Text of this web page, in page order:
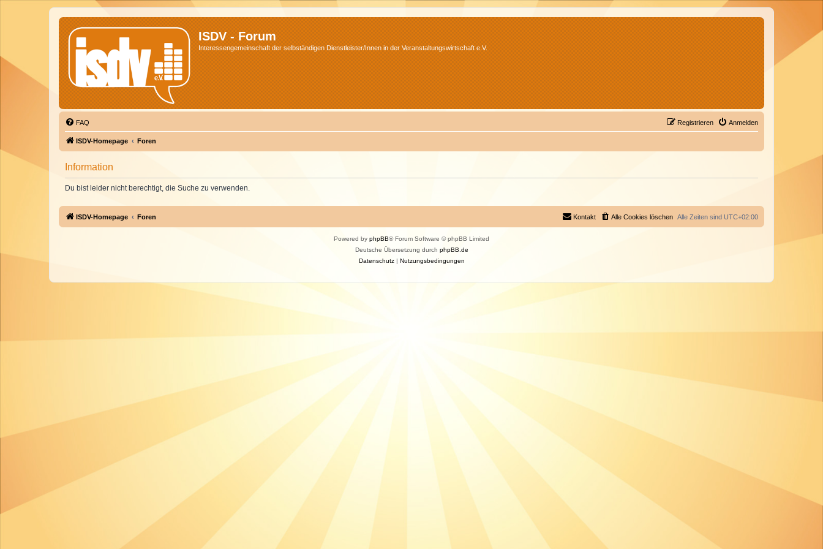
ISDV - Forum
Interessengemeinschaft der selbständigen Dienstleister/Innen in der Veranstaltungswirtschaft e.V.
FAQ Anmelden
Registrieren
ISDV-Homepage Foren
Information
Du bist leider nicht berechtigt, die Suche zu verwenden.
ISDV-Homepage Foren Alle Zeiten sind UTC+02:00
Alle Cookies löschen
Kontakt
Powered by phpBB® Forum Software © phpBB Limited
Deutsche Übersetzung durch phpBB.de
Datenschutz| Nutzungsbedingungen